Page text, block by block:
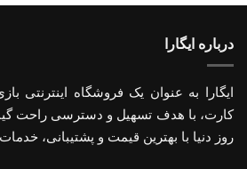
درباره ایگارا
ایگارا به عنوان یک فروشگاه اینترنتی
کارت، با هدف تسهیل و دسترسی راحت
روز دنیا با بهترین قیمت و پشتیبانی،